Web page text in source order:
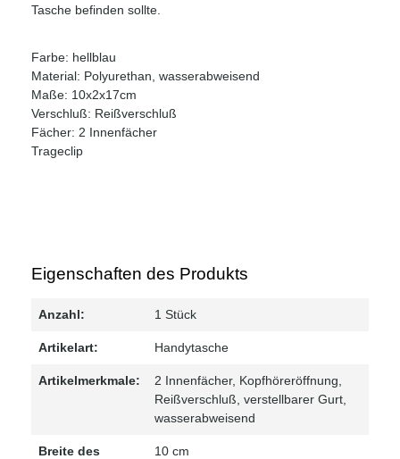
Tasche befinden sollte.
Farbe: hellblau
Material: Polyurethan, wasserabweisend
Maße: 10x2x17cm
Verschluß: Reißverschluß
Fächer: 2 Innenfächer
Trageclip
Eigenschaften des Produkts
Anzahl: 1 Stück
Artikelart: Handytasche
Artikelmerkmale: 2 Innenfächer, Kopfhöreröffnung
Reißverschluß , verstellbarer Gurt
wasserabweisend
Breite des
10 cm